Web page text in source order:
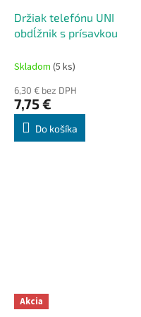
Držiak telefónu UNI
obdĺžnik s prísavkou
Skladom (5 ks)
6,30 € bez DPH
7,75 €
Do košíka
Akcia